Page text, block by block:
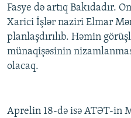
Fasye də artıq Bakıdadır.
Xarici İşlər naziri Elmar
planlaşdırılıb. Həmin
münaqişəsinin
olacaq.
Aprelin 18-də isə ATƏT-in